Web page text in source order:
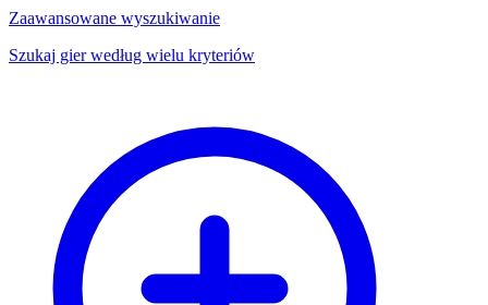
Zaawansowane wyszukiwanie
Szukaj gier według wielu kryteriów